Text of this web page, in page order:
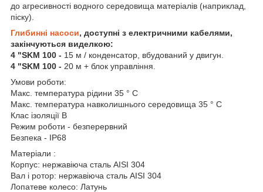
до агресивності водного середовища матеріалів (наприклад,
піску).
Глибинні насоси, доступні з електричними кабелями,
закінчуються виделкою:
4 "SKM 100 - 15 м / конденсатор, вбудований у двигун.
4 "SKM 100 - 20 м + блок управління.
Умови роботи:
Макс. температура рідини 35 ° C
Макс. температура навколишнього середовища 35 ° C
Клас ізоляції B
Режим роботи - безперервний
Безпека - IP68
Матеріали :
Корпус: нержавіюча сталь AISI 304
Вал і ротор: нержавіюча сталь AISI 304
Лопатеве колесо: Латунь